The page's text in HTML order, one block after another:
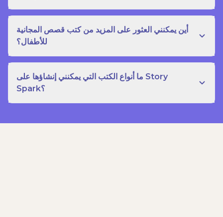
أين يمكنني العثور على المزيد من كتب قصص المجانية
للأطفال؟
ما أنواع الكتب التي يمكنني إنشاؤها على Story
Spark؟